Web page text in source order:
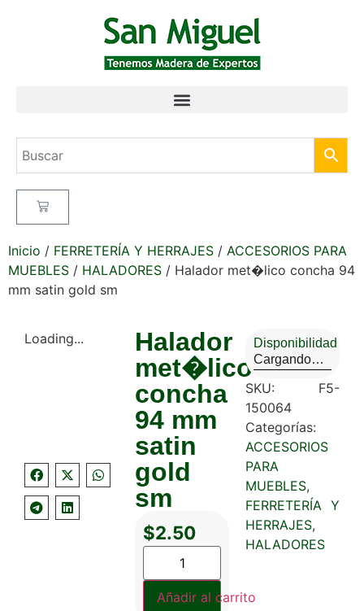
Inicio / FERRETERÍA Y HERRAJES / ACCESORIOS PARA
MUEBLES / HALADORES / Halador met�lico concha 94
mm satin gold sm
Loading...
Halador
met�lico
concha
94 mm
satin
gold
sm
$2.50
Añadir al carrito
Disponibilidad
Cargando…
SKU: F5-
150064
Categorías:
ACCESORIOS
PARA
MUEBLES,
FERRETERÍA Y
HERRAJES,
HALADORES